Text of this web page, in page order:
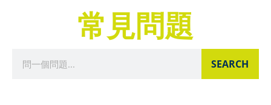
常見問題
SEARCH